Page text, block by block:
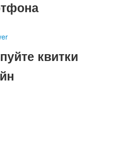
квитки